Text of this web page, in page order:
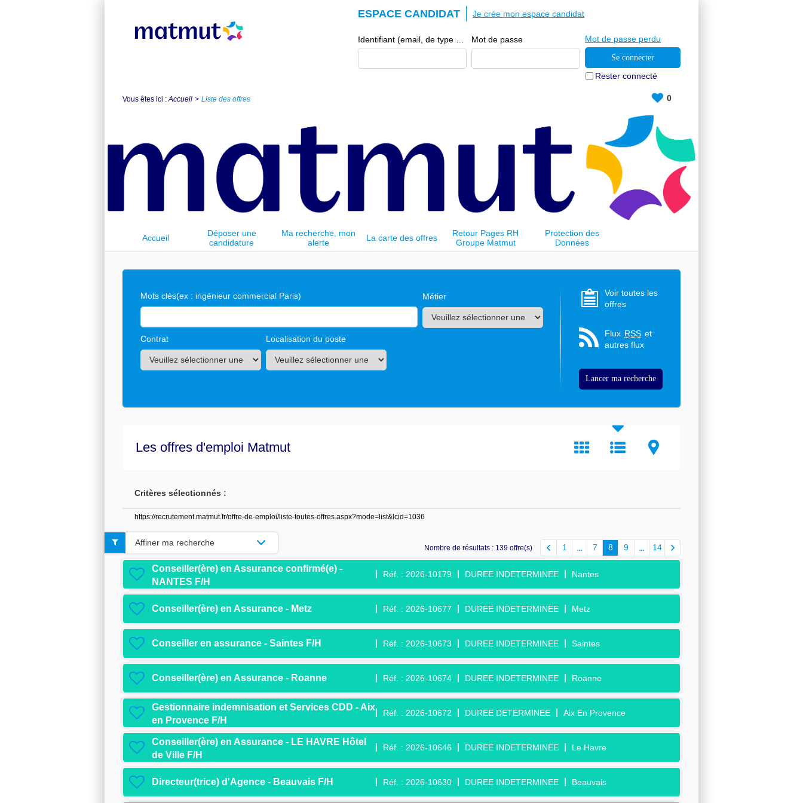
ESPACE CANDIDAT
Mot de passe
Rester connecté
Mot de passe perdu
Je crée mon espace candidat
Vous êtes ici : Accueil Liste des offres 0
Accueil
Déposer une
candidature
spontanée
Ma recherche, mon
alerte
La carte des offres
Retour Pages RH
Groupe Matmut
Protection des
Données
Personnelles
Mots clés(ex : ingénieur commercial Paris) Métier
Contrat Localisation du poste
Voir toutes les
offres
Flux RSS et
autres flux
Les offres d'emploi Matmut
Critères sélectionnés :
https://recrutement.matmut.fr/offre-de-emploi/liste-toutes-offres.aspx?mode=list&lcid=1036
Nombre de résultats : 139 offre(s) 1 7 8 9 14
Conseiller(ère) en Assurance confirmé(e) -
NANTES F/H
Réf. : 2026-10179 DUREE INDETERMINEE Nantes
Conseiller(ère) en Assurance - Metz Réf. : 2026-10677 DUREE INDETERMINEE Metz
Conseiller en assurance - Saintes F/H Réf. : 2026-10673 DUREE INDETERMINEE Saintes
Conseiller(ère) en Assurance - Roanne Réf. : 2026-10674 DUREE INDETERMINEE Roanne
Gestionnaire indemnisation et Services CDD - Aix
en Provence F/H
Réf. : 2026-10672 DUREE DETERMINEE Aix En Provence
Conseiller(ère) en Assurance - LE HAVRE Hôtel
de Ville F/H
Réf. : 2026-10646 DUREE INDETERMINEE Le Havre
Directeur(trice) d'Agence - Beauvais F/H Réf. : 2026-10630 DUREE INDETERMINEE Beauvais
Affiner ma recherche